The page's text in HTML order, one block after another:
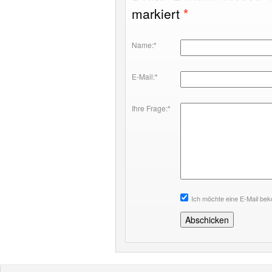
markiert *
Name:*
E-Mail:*
Ihre Frage:*
Ich möchte eine E-Mail